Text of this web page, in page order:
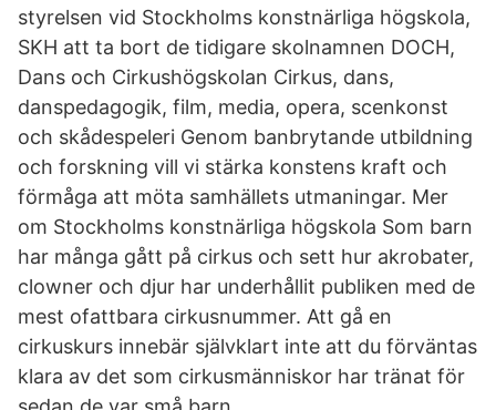
styrelsen vid Stockholms konstnärliga högskola,
SKH att ta bort de tidigare skolnamnen DOCH,
Dans och Cirkushögskolan Cirkus, dans,
danspedagogik, film, media, opera, scenkonst
och skådespeleri Genom banbrytande utbildning
och forskning vill vi stärka konstens kraft och
förmåga att möta samhällets utmaningar. Mer
om Stockholms konstnärliga högskola Som barn
har många gått på cirkus och sett hur akrobater,
clowner och djur har underhållit publiken med de
mest ofattbara cirkusnummer. Att gå en
cirkuskurs innebär självklart inte att du förväntas
klara av det som cirkusmänniskor har tränat för